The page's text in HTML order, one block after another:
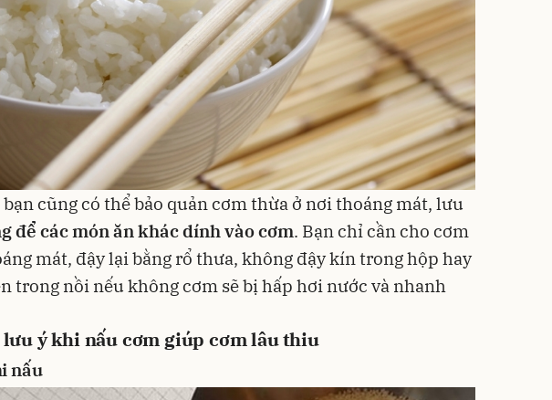
bạn cũng có thể bảo quản cơm thừa ở nơi thoáng mát, lưu
để các món ăn khác dính vào cơm. Bạn chỉ cần cho cơm
mát, đậy lại bằng rổ thưa, không đậy kín trong hộp hay
trong nồi nếu không cơm sẽ bị hấp hơi nước và nhanh
ý khi nấu cơm giúp cơm lâu thiu
nấu